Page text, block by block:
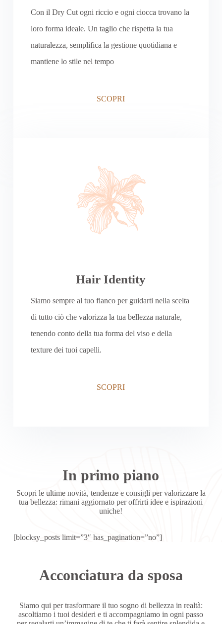
Con il Dry Cut ogni riccio e ogni ciocca trovano la
loro forma ideale. Un taglio che rispetta la tua
naturalezza, semplifica la gestione quotidiana e
mantiene lo stile nel tempo
SCOPRI
Hair Identity
Siamo sempre al tuo fianco per guidarti nella scelta
di tutto ciò che valorizza la tua bellezza naturale,
tenendo conto della tua forma del viso e della
texture dei tuoi capelli.
SCOPRI
In primo piano
Scopri le ultime novità, tendenze e consigli per valorizzare la
tua bellezza: rimani aggiornato per offrirti idee e ispirazioni
uniche!
[blocksy_posts limit=”3″ has_pagination=”no”]
Acconciatura da sposa
Siamo qui per trasformare il tuo sogno di bellezza in realtà:
ascoltiamo i tuoi desideri e ti accompagniamo in ogni passo